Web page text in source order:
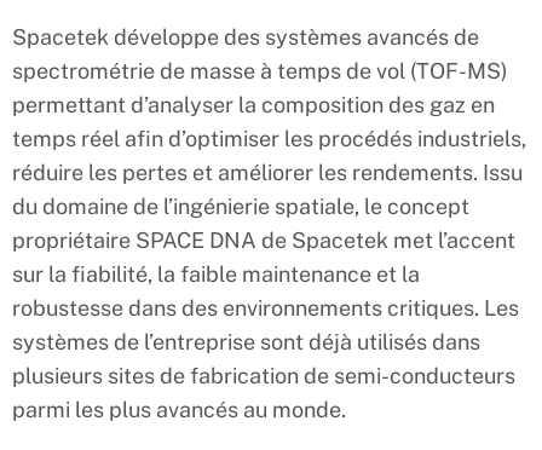
Spacetek développe des systèmes avancés de
spectrométrie de masse à temps de vol (TOF-MS)
permettant d’analyser la composition des gaz en
temps réel afin d’optimiser les procédés industriels,
réduire les pertes et améliorer les rendements. Issu
du domaine de l’ingénierie spatiale, le concept
propriétaire SPACE DNA de Spacetek met l’accent
sur la fiabilité, la faible maintenance et la
robustesse dans des environnements critiques. Les
systèmes de l’entreprise sont déjà utilisés dans
plusieurs sites de fabrication de semi-conducteurs
parmi les plus avancés au monde.